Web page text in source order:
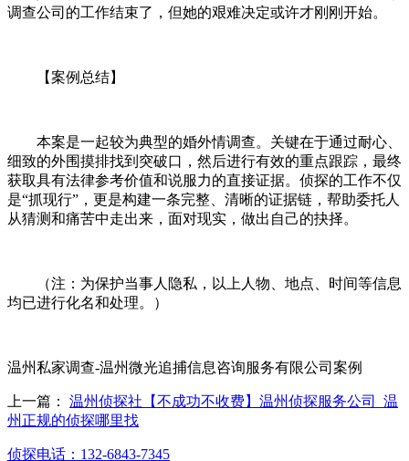
调查公司的工作结束了，但她的艰难决定或许才刚刚开始。
【案例总结】
本案是一起较为典型的婚外情调查。关键在于通过耐心、
细致的外围摸排找到突破口，然后进行有效的重点跟踪，最终
获取具有法律参考价值和说服力的直接证据。侦探的工作不仅
是“抓现行”，更是构建一条完整、清晰的证据链，帮助委托人
从猜测和痛苦中走出来，面对现实，做出自己的抉择。
（注：为保护当事人隐私，以上人物、地点、时间等信息
均已进行化名和处理。）
温州私家调查-温州微光追捕信息咨询服务有限公司案例
上一篇： 温州侦探社【不成功不收费】温州侦探服务公司_温
州正规的侦探哪里找
侦探电话：132-6843-7345